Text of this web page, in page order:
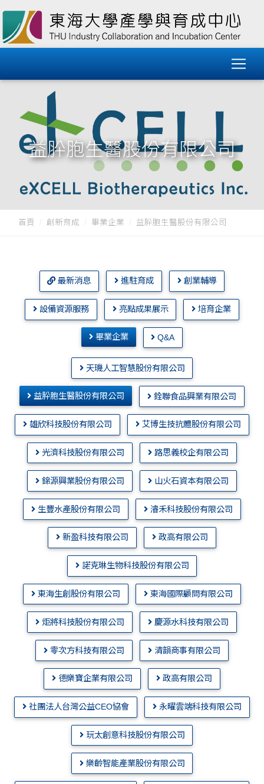
益肸胞生醫股份有限公司
首頁 創新育成 畢業企業 益肸胞生醫股份有限公司
最新消息 進駐育成 創業輔導
設備資源服務 亮點成果展示 培育企業
畢業企業 Q&A
天璣人工智慧股份有限公司
益肸胞生醫股份有限公司 銓聯食品興業有限公司
雄欣科技股份有限公司 艾博生技抗體股份有限公司
光濟科技股份有限公司 路思義校企有限公司
錦源興業股份有限公司 山火石資本有限公司
生豐水產股份有限公司 濬禾科技股份有限公司
新盈科技有限公司 政高有限公司
諾克琳生物科技股份有限公司
東海生創股份有限公司 東海國際顧問有限公司
炬將科技股份有限公司 慶源水科技有限公司
零次方科技有限公司 清韻商事有限公司
德樂寶企業有限公司 政高有限公司
社團法人台灣公益CEO協會 永曜雲端科技有限公司
玩太創意科技股份有限公司
樂齡智能產業股份有限公司